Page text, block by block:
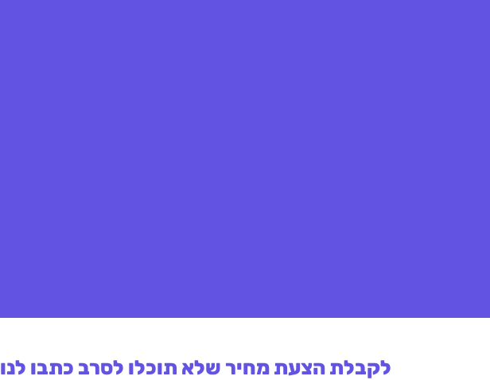
לקבלת הצעת מחיר שלא תוכלו לסרב כתבו לנו